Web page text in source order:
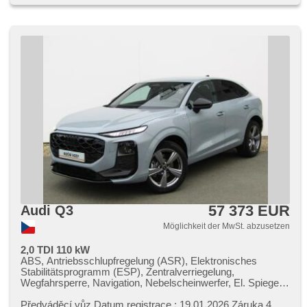
hlídání provozu při couvání (RCTA)
Audi Q3 57 373 EUR
Möglichkeit der MwSt. abzusetzen
2,0 TDI 110 kW
ABS, Antriebsschlupfregelung (ASR), Elektronisches
Stabilitätsprogramm (ESP), Zentralverriegelung,
Wegfahrsperre, Navigation, Nebelscheinwerfer, El. Spiegel,
hands free, Autoradio, 8x Airbag, El. Seitenscheiben,
Předváděcí vůz Datum registrace : 19.01.2026 Záruka 4